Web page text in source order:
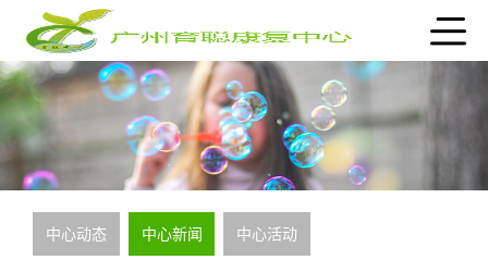
中心动态 中心新闻 中心活动